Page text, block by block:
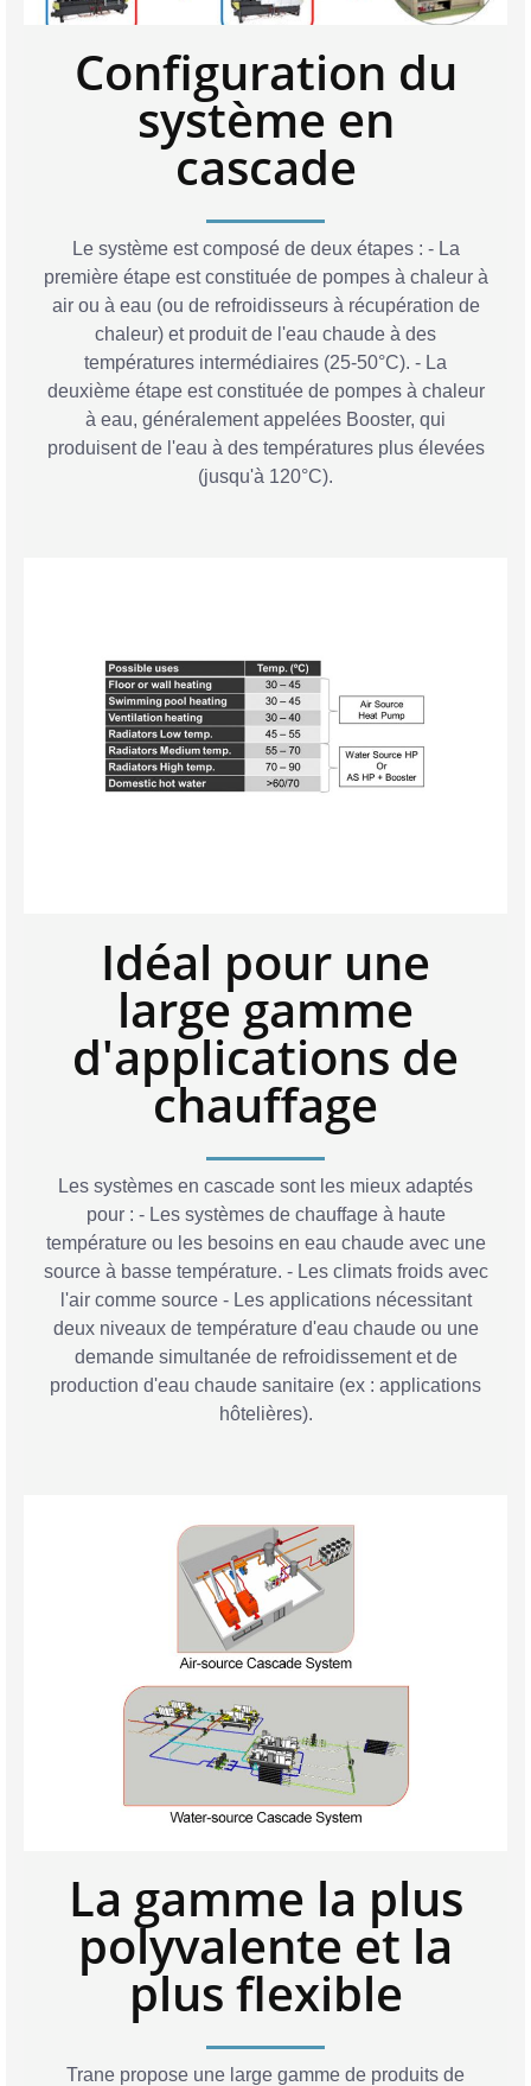
Configuration du
système en
cascade
Le système est composé de deux étapes : - La
première étape est constituée de pompes à chaleur à
air ou à eau (ou de refroidisseurs à récupération de
chaleur) et produit de l'eau chaude à des
températures intermédiaires (25-50°C). - La
deuxième étape est constituée de pompes à chaleur
à eau, généralement appelées Booster, qui
produisent de l'eau à des températures plus élevées
(jusqu'à 120°C).
Idéal pour une
large gamme
d'applications de
chauffage
Les systèmes en cascade sont les mieux adaptés
pour : - Les systèmes de chauffage à haute
température ou les besoins en eau chaude avec une
source à basse température. - Les climats froids avec
l'air comme source - Les applications nécessitant
deux niveaux de température d'eau chaude ou une
demande simultanée de refroidissement et de
production d'eau chaude sanitaire (ex : applications
hôtelières).
La gamme la plus
polyvalente et la
plus flexible
Trane propose une large gamme de produits de